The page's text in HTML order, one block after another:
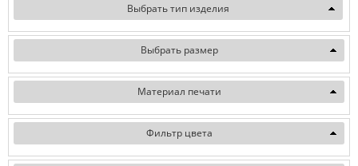
Выбрать тип изделия
Выбрать размер
Материал печати
Фильтр цвета